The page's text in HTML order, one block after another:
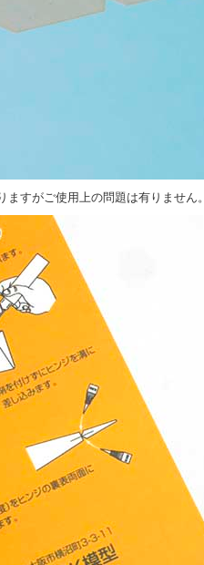
すがご使用上の問題は有りません。